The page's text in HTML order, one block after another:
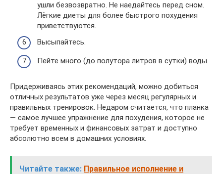
ушли безвозвратно. Не наедайтесь перед сном.
Лёгкие диеты для более быстрого похудения
приветствуются.
Высыпайтесь.
Пейте много (до полутора литров в сутки) воды.
Придерживаясь этих рекомендаций, можно добиться
отличных результатов уже через месяц регулярных и
правильных тренировок. Недаром считается, что планка
— самое лучшее упражнение для похудения, которое не
требует временных и финансовых затрат и доступно
абсолютно всем в домашних условиях.
Читайте также: Правильное исполнение и